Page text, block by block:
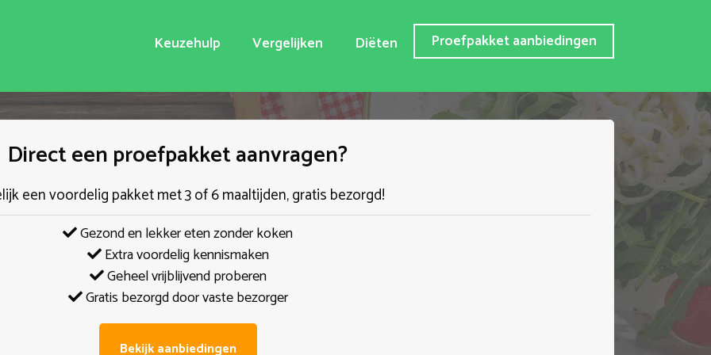
Keuzehulp Vergelijken Diëten Proefpakket aanbiedingen
Direct een proefpakket aanvragen?
een voordelig pakket met 3 of 6 maaltijden, gratis bezorgd!
Gezond en lekker eten zonder koken
Extra voordelig kennismaken
Geheel vrijblijvend proberen
Gratis bezorgd door vaste bezorger
Bekijk aanbiedingen